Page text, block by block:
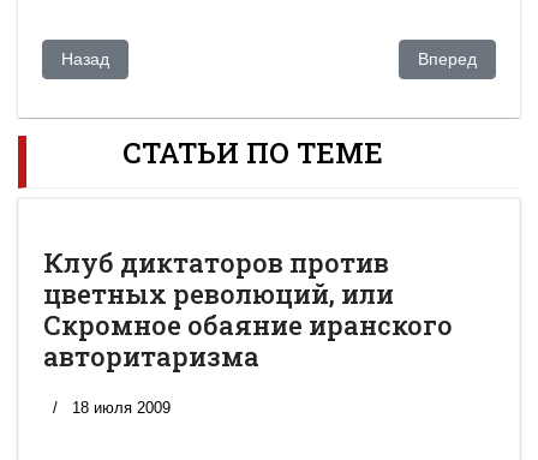
Предыдущий: Кэмерон: иностранцы больше не смогут
Назад Следующий:
Вперед
СТАТЬИ ПО ТЕМЕ
Клуб диктаторов против
цветных революций, или
Скромное обаяние иранского
авторитаризма
18 июля 2009